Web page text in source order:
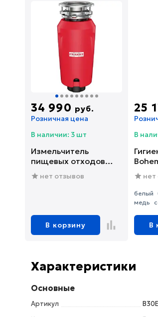
34 990 руб.
Розничная цена
В наличии: 3 шт
Измельчитель
пищевых отходов
Franke SLIM 75
(134.0715.096)
нет отзывов
В корзину
25
В
со
metal
нет
белый
медь
В
Характеристики
Основные
Артикул